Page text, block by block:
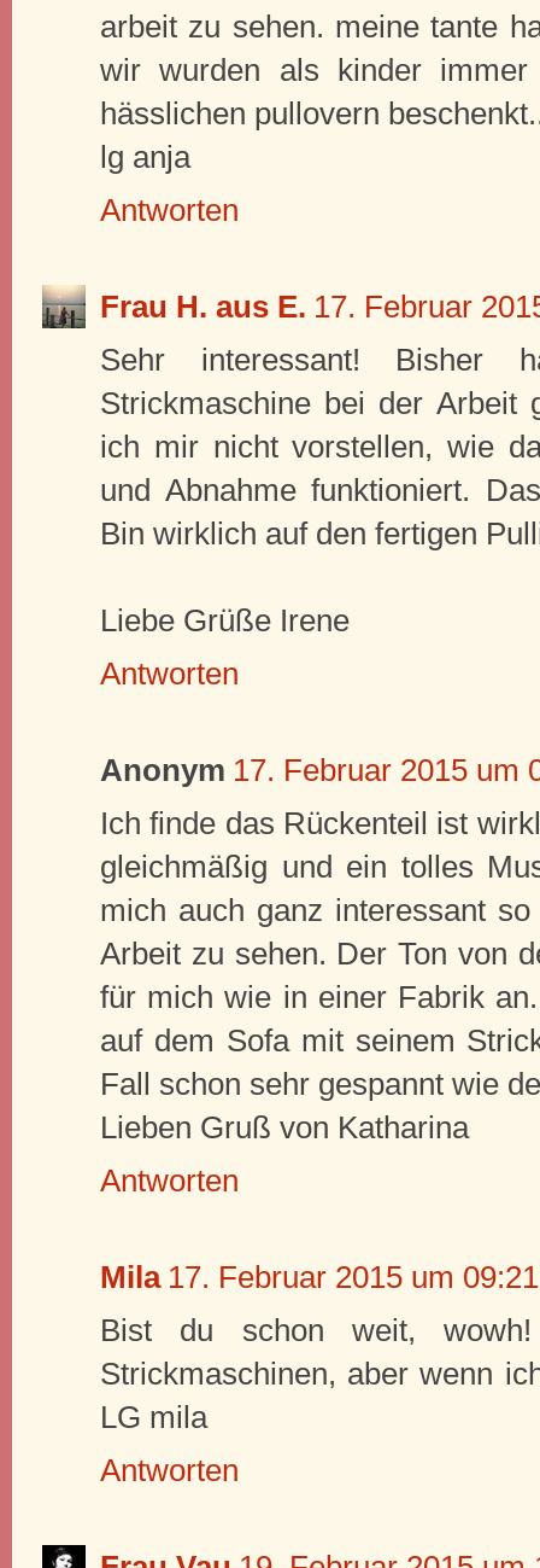
arbeit zu sehen. meine tante
wir wurden als kinder
hässlichen pullovern
lg anja
Antworten
Frau H. aus E. 17. Februar
Sehr interessant!
Strickmaschine bei der Arbeit
ich mir nicht vorstellen, wie
und Abnahme funktioniert.
Bin wirklich auf den fertigen
Liebe Grüße Irene
Antworten
Anonym 17. Februar 2015 um
Ich finde das Rückenteil ist
gleichmäßig und ein tolles
mich auch ganz interessant
Arbeit zu sehen. Der Ton von
für mich wie in einer Fabrik
auf dem Sofa mit seinem
Fall schon sehr gespannt wie
Lieben Gruß von Katharina
Antworten
Mila 17. Februar 2015 um 09:21
Bist du schon weit,
Strickmaschinen, aber wenn
LG mila
Antworten